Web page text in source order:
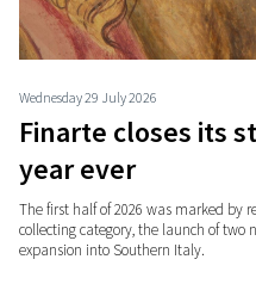
Wednesday 29 July 2026
Finarte closes its
year ever
The first half of 2026 was marked by
collecting category, the launch of
expansion into Southern Italy.